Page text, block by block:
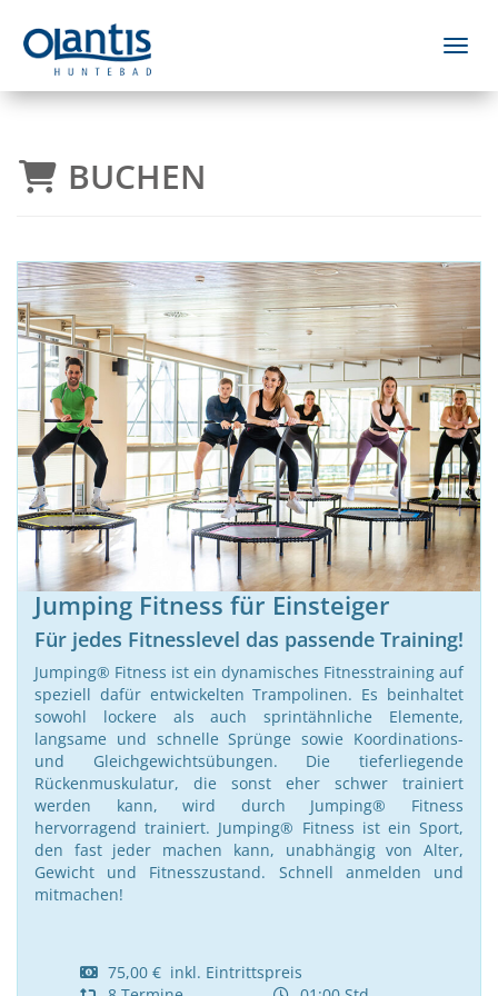
BUCHEN
Jumping Fitness für Einsteiger
Für jedes Fitnesslevel das passende Training!
Jumping® Fitness ist ein dynamisches Fitnesstraining auf
speziell dafür entwickelten Trampolinen. Es beinhaltet
sowohl lockere als auch sprintähnliche Elemente,
langsame und schnelle Sprünge sowie Koordinations-
und Gleichgewichtsübungen. Die tieferliegende
Rückenmuskulatur, die sonst eher schwer trainiert
werden kann, wird durch Jumping® Fitness
hervorragend trainiert. Jumping® Fitness ist ein Sport,
den fast jeder machen kann, unabhängig von Alter,
Gewicht und Fitnesszustand. Schnell anmelden und
mitmachen!
75,00 € inkl. Eintrittspreis